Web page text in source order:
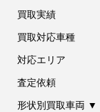
買取実績
買取対応車種
対応エリア
査定依頼
形状別買取車両 ▼